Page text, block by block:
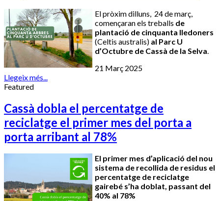
El pròxim dilluns, 24 de març,
començaran els treballs de
plantació de cinquanta lledoners
(Celtis australis) al Parc U
d’Octubre de Cassà de la Selva.
21 Març 2025
Llegeix més...
Featured
Cassà dobla el percentatge de
reciclatge el primer mes del porta a
porta arribant al 78%
El primer mes d’aplicació del nou
sistema de recollida de residus el
percentatge de reciclatge
gairebé s’ha doblat, passant del
40% al 78%